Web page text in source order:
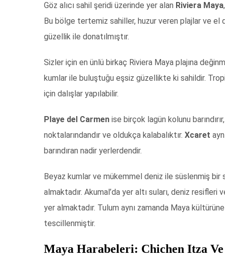
Göz alıcı sahil şeridi üzerinde yer alan Riviera Maya
Bu bölge tertemiz sahiller, huzur veren plajlar ve el
güzellik ile donatılmıştır.
Sizler için en ünlü birkaç Riviera Maya plajına
kumlar ile buluştuğu eşsiz güzellikte ki sahildir.
için dalışlar yapılabilir.
Playe del Carmen ise birçok lagün kolunu
noktalarındandır ve oldukça kalabalıktır. Xcaret
barındıran nadir yerlerdendir.
Beyaz kumlar ve mükemmel deniz ile süslenmiş bir
almaktadır. Akumal’da yer altı suları, deniz resifleri
yer almaktadır. Tulum aynı zamanda Maya
tescillenmiştir.
Maya Harabeleri: Chichen Itza